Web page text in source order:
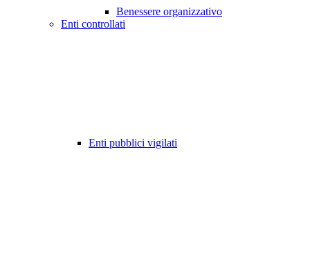
Benessere organizzativo
Enti controllati
Enti pubblici vigilati